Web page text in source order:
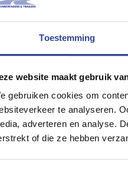
Toestemming
website maakt gebruik
gebruiken cookies om
te analyseren.
adverteren en analyse.
of die ze hebben
met:
compleet gelast en volbad
met 195 50 13′ wielen en een
30 cm hoog met verzonken
geïntegreerd in zijrand
zijrand-chassis
constructie V-dissel
gedeelte 18 mm dik Fins
achterzijde voor rijplaten